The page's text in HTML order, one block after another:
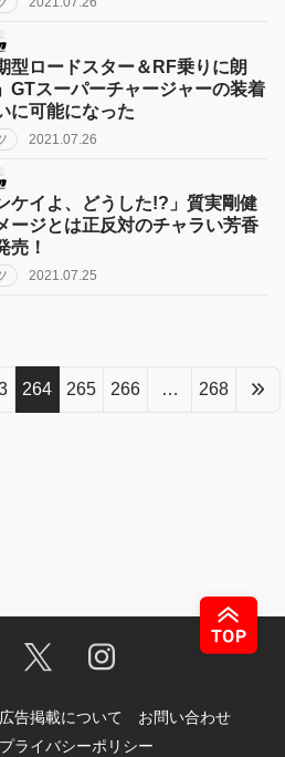
型ロードスター＆RF乗りに朗
GTスーパーチャージャーの装着
に可能になった
2021.07.26
ケイよ、どうした!?」質実剛健
ージとは正反対のチャラい芳香
売！
2021.07.25
264 265 266 … 268
広告掲載について
お問い合わせ
プライバシーポリシー